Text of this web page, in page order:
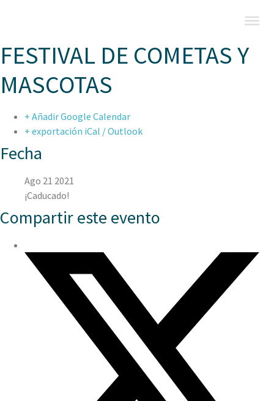
FESTIVAL DE COMETAS Y
MASCOTAS
+ Añadir Google Calendar
+ exportación iCal / Outlook
Fecha
Ago 21 2021
¡Caducado!
Compartir este evento